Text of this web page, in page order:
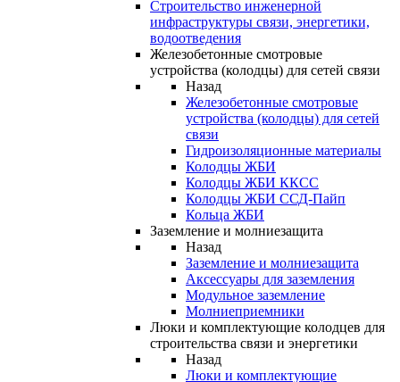
Строительство инженерной
инфраструктуры связи, энергетики,
водоотведения
Железобетонные смотровые
устройства (колодцы) для сетей связи
Назад
Железобетонные смотровые
устройства (колодцы) для сетей
связи
Гидроизоляционные материалы
Колодцы ЖБИ
Колодцы ЖБИ ККСС
Колодцы ЖБИ ССД-Пайп
Кольца ЖБИ
Заземление и молниезащита
Назад
Заземление и молниезащита
Аксессуары для заземления
Модульное заземление
Молниеприемники
Люки и комплектующие колодцев для
строительства связи и энергетики
Назад
Люки и комплектующие